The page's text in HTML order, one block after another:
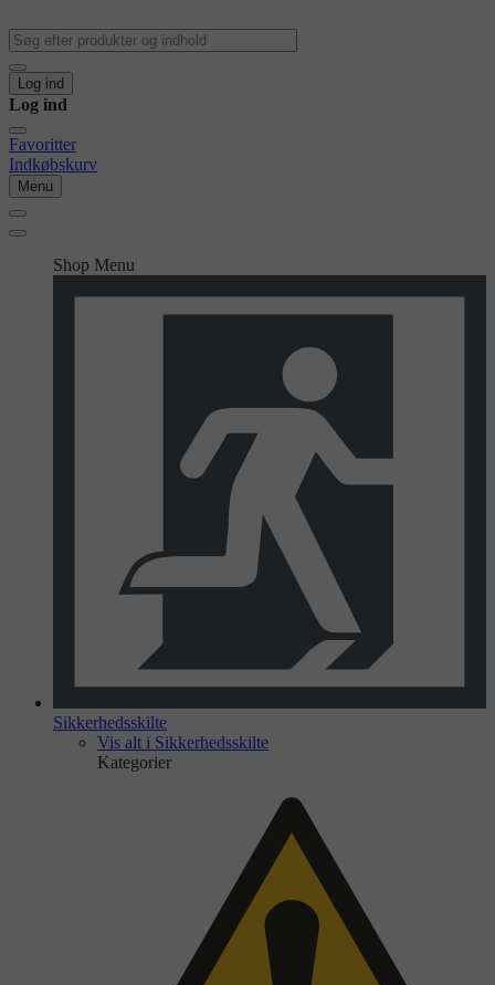
Log ind
Log ind
Favoritter
Indkøbskurv
Menu
Shop Menu
Sikkerhedsskilte
Vis alt i Sikkerhedsskilte
Kategorier